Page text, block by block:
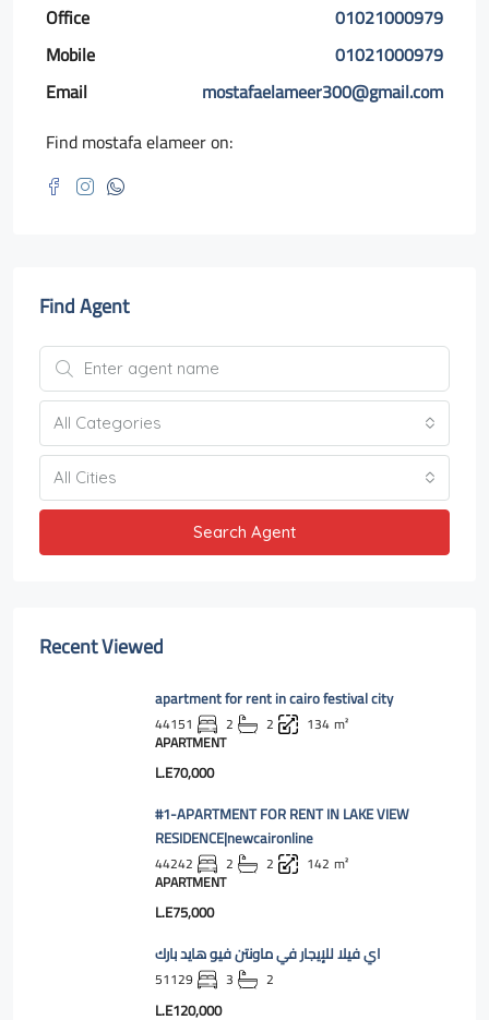
Office
01021000979
Mobile
01021000979
Email
mostafaelameer300@gmail.com
Find mostafa elameer on:
Find Agent
All Categories
All Cities
Search Agent
Recent Viewed
apartment for rent in cairo festival city
44151 2 2 134m²
APARTMENT
L.E70,000
#1-APARTMENT FOR RENT IN LAKE VIEW
RESIDENCE|newcaironline
44242 2 2 142 m²
APARTMENT
L.E75,000
اي فيلا للإيجار في ماونتن فيو هايد بارك
51129 3 2
L.E120,000